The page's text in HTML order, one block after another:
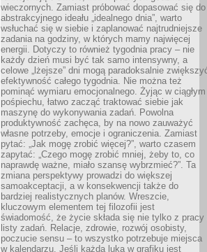
wieczornych. Zamiast próbować dopasować się do
abstrakcyjnego ideału „idealnego dnia”, warto
wsłuchać się w siebie i zaplanować najtrudniejsze
zadania na godziny, w których mamy najwięcej
energii. Dotyczy to również tygodnia pracy – nie
każdy dzień musi być tak samo intensywny, a
celowe „lżejsze” dni mogą paradoksalnie
efektywność całego tygodnia. Nie można też
pominąć wymiaru emocjonalnego. Żyjąc w ciągłym
pośpiechu, łatwo zacząć traktować siebie jak
maszynę do wykonywania zadań. Powolna
produktywność zachęca, by na nowo zauważyć
własne potrzeby, emocje i ograniczenia. Zamiast
pytać: „Jak mogę zrobić więcej?”, warto czasem
zapytać: „Czego mogę zrobić mniej, żeby to, co
naprawdę ważne, miało szansę wybrzmieć?”. Ta
zmiana perspektywy prowadzi do większej
samoakceptacji, a w konsekwencji także do
bardziej realistycznych planów. Wreszcie,
kluczowym elementem tej filozofii jest
świadomość, że życie składa się nie tylko z pracy
listy zadań. Relacje, zdrowie, rozwój osobisty,
poczucie sensu – to wszystko potrzebuje miejsca
w kalendarzu. Jeśli każda luka w grafiku jest